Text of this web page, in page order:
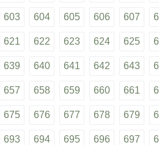
603 604 605 606 607
621 622 623 624 625
639 640 641 642 643
657 658 659 660 661
675 676 677 678 679
693 694 695 696 697